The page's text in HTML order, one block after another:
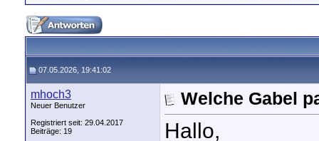
07.05.2026, 19:41:02
mhoch3
Neuer Benutzer
Registriert seit: 29.04.2017
Beiträge: 19
Welche Gabel
Hallo,